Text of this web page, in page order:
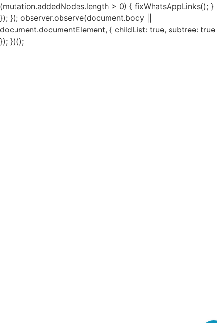
(mutation.addedNodes.length > 0) { fixWhatsAppLinks(); }
}); }); observer.observe(document.body ||
document.documentElement, { childList: true, subtree: true
}); })();